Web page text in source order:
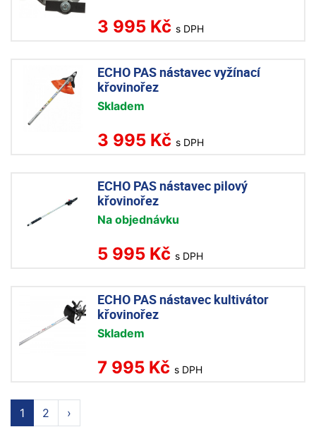
3 995 Kč s DPH
ECHO PAS nástavec vyžínací
křovinořez
Skladem
3 995 Kč s DPH
ECHO PAS nástavec pilový
křovinořez
Na objednávku
5 995 Kč s DPH
ECHO PAS nástavec kultivátor
křovinořez
Skladem
7 995 Kč s DPH
1 2 ›